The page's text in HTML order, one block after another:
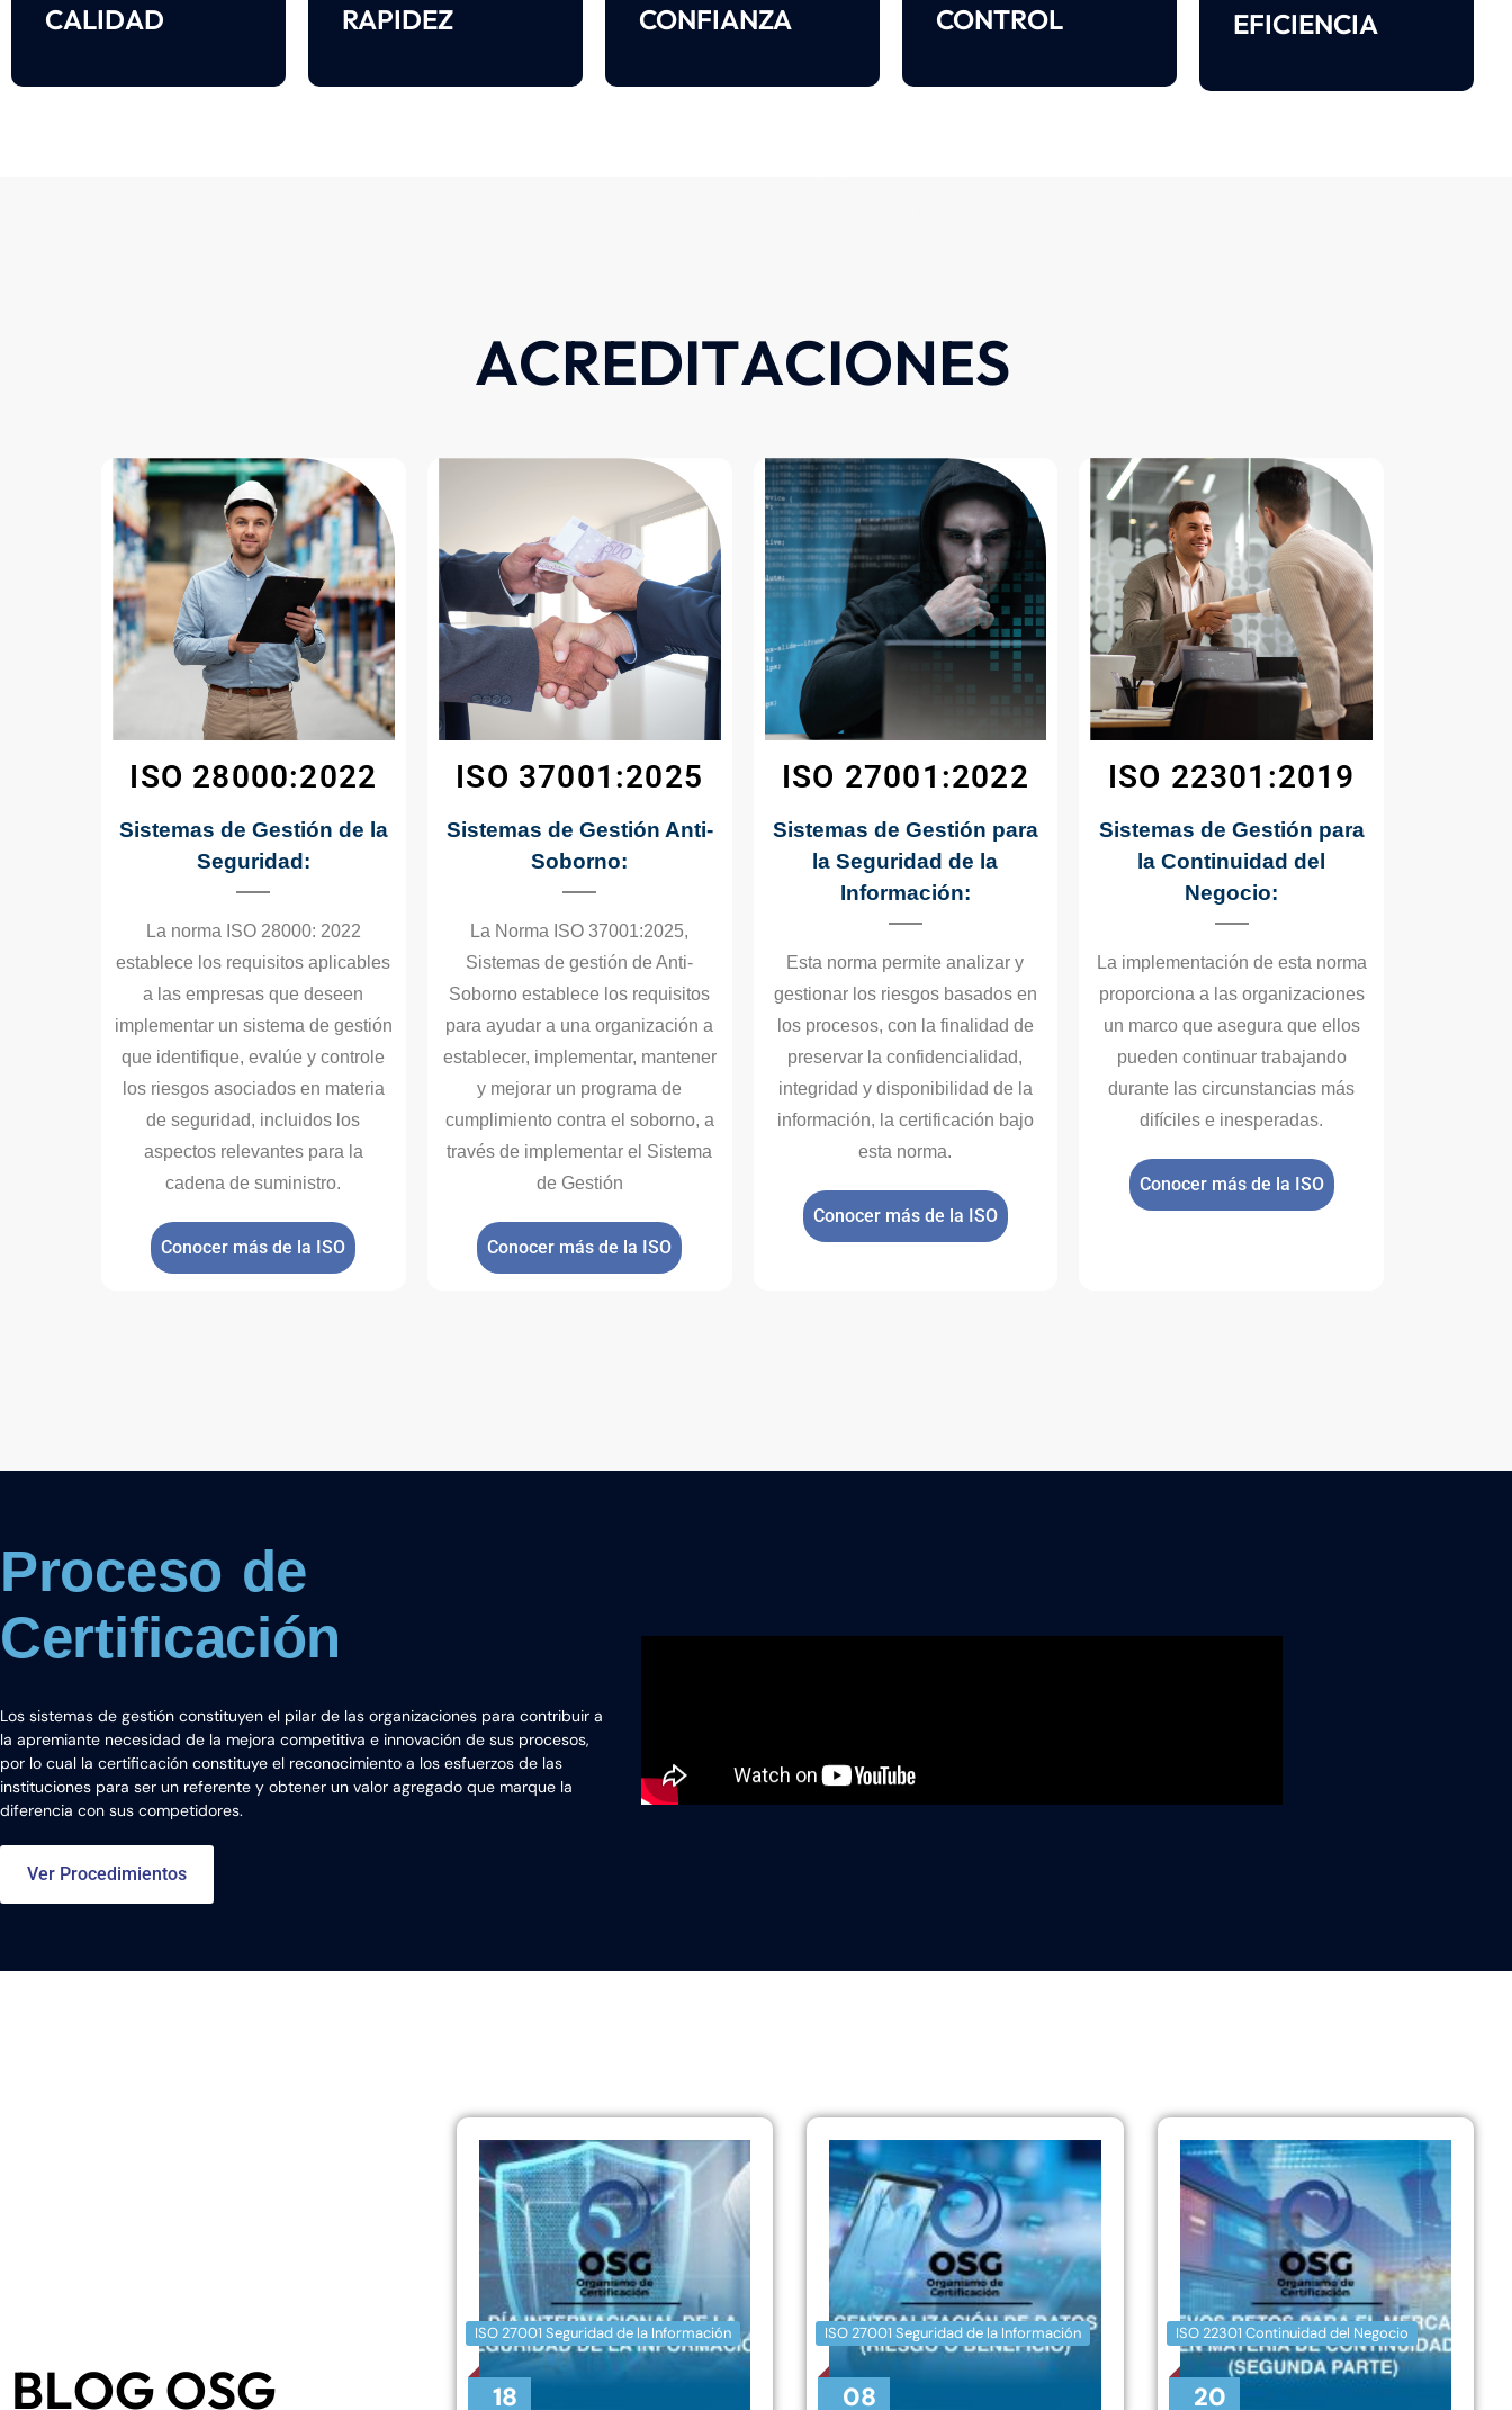
CALIDAD RAPIDEZ CONFIANZA CONTROL EFICIENCIA
ACREDITACIONES
ISO 28000:2022
Sistemas de Gestión de la
Seguridad:
La norma ISO 28000: 2022
establece los requisitos aplicables
a las empresas que deseen
implementar un sistema de gestión
que identifique, evalúe y controle
los riesgos asociados en materia
de seguridad, incluidos los
aspectos relevantes para la
cadena de suministro.
Conocer más de la ISO
ISO 37001:2025
Sistemas de Gestión Anti-
Soborno:
La Norma ISO 37001:2025,
Sistemas de gestión de Anti-
Soborno establece los requisitos
para ayudar a una organización a
establecer, implementar, mantener
y mejorar un programa de
cumplimiento contra el soborno, a
través de implementar el Sistema
de Gestión
Conocer más de la ISO
ISO 27001:2022
Sistemas de Gestión para
la Seguridad de la
Información:
Esta norma permite analizar y
gestionar los riesgos basados en
los procesos, con la finalidad de
preservar la confidencialidad,
integridad y disponibilidad de la
información, la certificación bajo
esta norma.
Conocer más de la ISO
ISO 22301:2019
Sistemas de Gestión para
la Continuidad del
Negocio:
La implementación de esta norma
proporciona a las organizaciones
un marco que asegura que ellos
pueden continuar trabajando
durante las circunstancias más
difíciles e inesperadas.
Conocer más de la ISO
Proceso de
Certificación
Los sistemas de gestión constituyen el pilar de las organizaciones para contribuir a
la apremiante necesidad de la mejora competitiva e innovación de sus procesos,
por lo cual la certificación constituye el reconocimiento a los esfuerzos de las
instituciones para ser un referente y obtener un valor agregado que marque la
diferencia con sus competidores.
Ver Procedimientos
BLOGOSG 18
ISO 27001 Seguridad de la Información
08
ISO 27001 Seguridad de la Información
20
ISO 22301 Continuidad del Negocio